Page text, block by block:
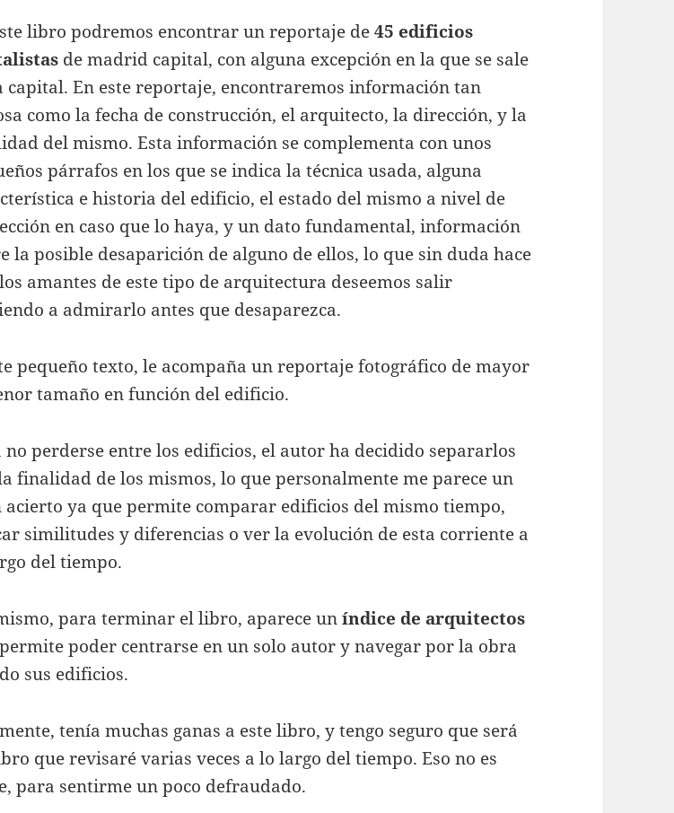
libro podremos encontrar un reportaje de45 edificios
de madrid capital, con alguna excepción en la que se sale
capital. En este reportaje, encontraremos información tan
como la fecha de construcción, el arquitecto, la dirección, y la
del mismo. Esta información se complementa con unos
párrafos en los que se indica la técnica usada, alguna
e historia del edificio, el estado del mismo a nivel de
en caso que lo haya, y un dato fundamental, información
la posible desaparición de alguno de ellos, lo que sin duda hace
amantes de este tipo de arquitectura deseemos salir
a admirarlo antes que desaparezca.
pequeño texto, le acompaña un reportaje fotográfico de mayor
tamaño en función del edificio.
no perderse entre los edificios, el autor ha decidido separarlos
finalidad de los mismos, lo que personalmente me parece un
acierto ya que permite comparar edificios del mismo tiempo,
similitudes y diferencias o ver la evolución de esta corriente a
del tiempo.
para terminar el libro, aparece uníndice de arquitectos
poder centrarse en un solo autor y navegar por la obra
sus edificios.
tenía muchas ganas a este libro, y tengo seguro que será
que revisaré varias veces a lo largo del tiempo. Eso no es
para sentirme un poco defraudado.